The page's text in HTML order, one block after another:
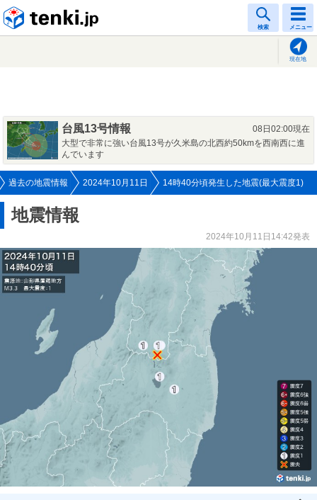
検索 メニュー
現在地
台風13号情報
08日02:00現在
大型で非常に強い台風13号が久米島の北西約50kmを西南西に進
んでいます
過去の地震情報 2024年10月11日 14時40分頃発生した地震(最大震度1)
地震情報
2024年10月11日14:42発表